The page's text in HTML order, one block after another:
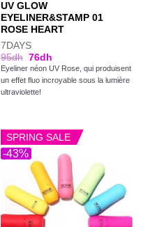
UV GLOW
EYELINER&STAMP 01
ROSE HEART
7DAYS
95dh 76dh
Eyeliner néon UV Rose, qui produisent
un effet fluo incroyable sous la lumière
ultraviolette!
-43%
SPRING SALE